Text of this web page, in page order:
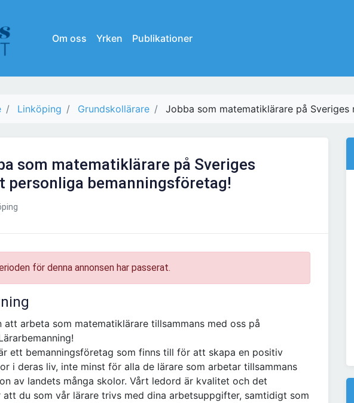
Om oss Yrken Publikationer
Linköping Grundskollärare Jobba som matematiklärare på
som matematiklärare på Sveriges
personliga bemanningsföretag!
för denna annonsen har passerat.
arbeta som matematiklärare tillsammans med oss på
ett bemanningsföretag som finns till för att skapa en positiv
i deras liv, inte minst för alla de lärare som arbetar tillsammans
av landets många skolor. Vårt ledord är kvalitet och det
du som vår lärare trivs med dina arbetsuppgifter, samtidigt som